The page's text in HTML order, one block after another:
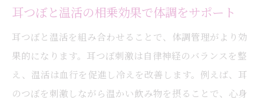
耳つぼと温活の相乗効果で体調をサポート
耳つぼと温活を組み合わせることで、体調管理がより効
果的になります。耳つぼ刺激は自律神経のバランスを整
え、温活は血行を促進し冷えを改善します。例えば、耳
のつぼを刺激しながら温かい飲み物を摂ることで、心身